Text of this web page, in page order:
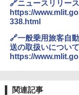
[
🔗ニュースリリース
https://
338.html
🔗一般乗用旅客自
送の取扱いについて
https://
関連記事